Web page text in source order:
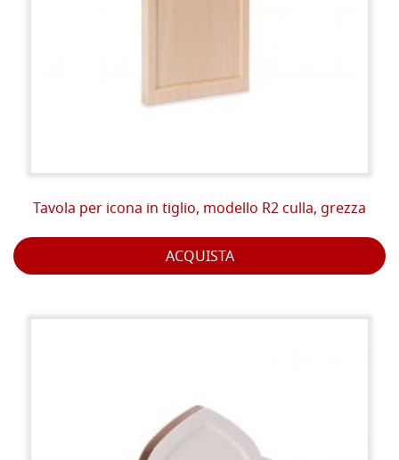
Tavola per icona in tiglio, modello R2 culla, grezza
ACQUISTA